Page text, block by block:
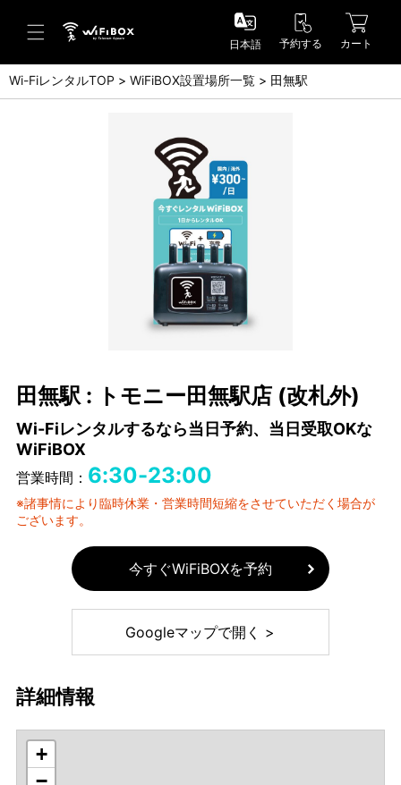
ヘルプ／お問い合わせ
ヘルプセンター(FAQ)(日本語)
Help Center(FAQ)(English)
お問い合わせ(日本語)
日本語 予約する カート
Wi-FiレンタルTOP WiFiBOX設置場所一覧 田無駅
田無駅 : トモニー田無駅店 (改札外)
Wi-Fiレンタルするなら当日予約、当日受取OKな
WiFiBOX
営業時間： 6:30-23:00
※諸事情により臨時休業・営業時間短縮をさせていただく場合が
ございます。
今すぐWiFiBOXを予約
Googleマップで開く >
詳細情報
+